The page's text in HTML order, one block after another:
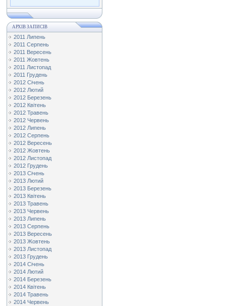
АРХІВ ЗАПИСІВ
2011 Липень
2011 Серпень
2011 Вересень
2011 Жовтень
2011 Листопад
2011 Грудень
2012 Січень
2012 Лютий
2012 Березень
2012 Квітень
2012 Травень
2012 Червень
2012 Липень
2012 Серпень
2012 Вересень
2012 Жовтень
2012 Листопад
2012 Грудень
2013 Січень
2013 Лютий
2013 Березень
2013 Квітень
2013 Травень
2013 Червень
2013 Липень
2013 Серпень
2013 Вересень
2013 Жовтень
2013 Листопад
2013 Грудень
2014 Січень
2014 Лютий
2014 Березень
2014 Квітень
2014 Травень
2014 Червень